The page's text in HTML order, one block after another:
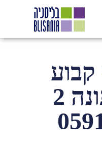
עליון / תחתונה 2